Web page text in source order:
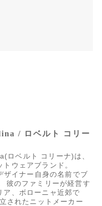
/ ロベルト コリー
ロベルト コリーナ)は、
ウェアブランド。
ザイナー自身の名前でブ
彼のファミリーが経営す
ア、ボローニャ近郊で
されたニットメーカー